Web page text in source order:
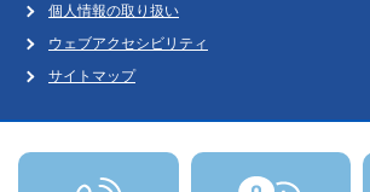
個人情報の取り扱い
ウェブアクセシビリティ
サイトマップ